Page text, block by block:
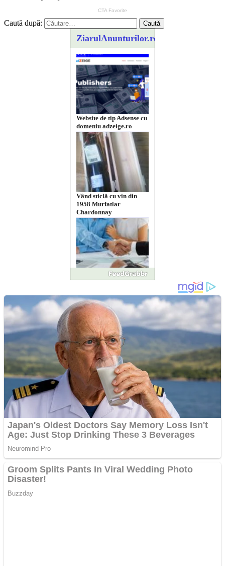
Caută după:
ZiarulAnunturilor.ro
Website de tip Adsense cu
domeniu adzeige.ro
Vând sticlă cu vin din
1958 Murfatlar
Chardonnay
Împrumut si investitii
Ofera def între special
Vând domeniu+website
de publicitate de tip
Adsense